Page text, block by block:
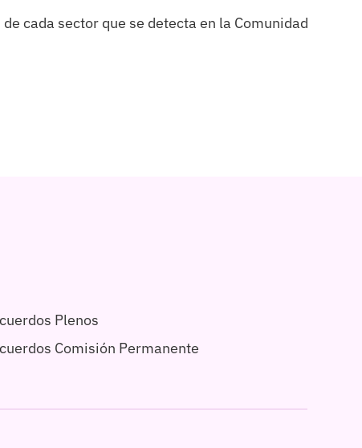
cada sector que se detecta en la Comunidad
Plenos
Comisión Permanente